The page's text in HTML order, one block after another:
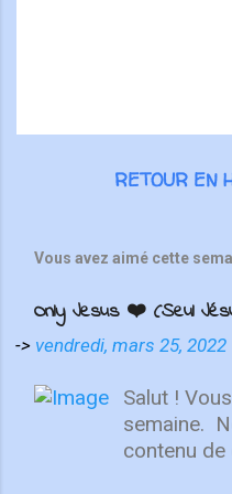
RETOUR EN
Vous avez aimé cette
Only Jesus ❤️ (Seul
-> vendredi, mars 25, 2022
Salut !
semaine.
contenu